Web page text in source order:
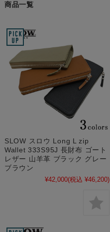
商品一覧
SLOW スロウ Long L zip
Wallet 333S95J 長財布 ゴート
レザー 山羊革 ブラック グレー
ブラウン
¥42,000(税込 ¥46,200)